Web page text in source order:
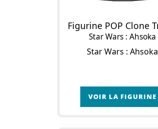
Star Wars : Ahsoka
Star Wars : Ahsoka
VOIR LA FIGURINE